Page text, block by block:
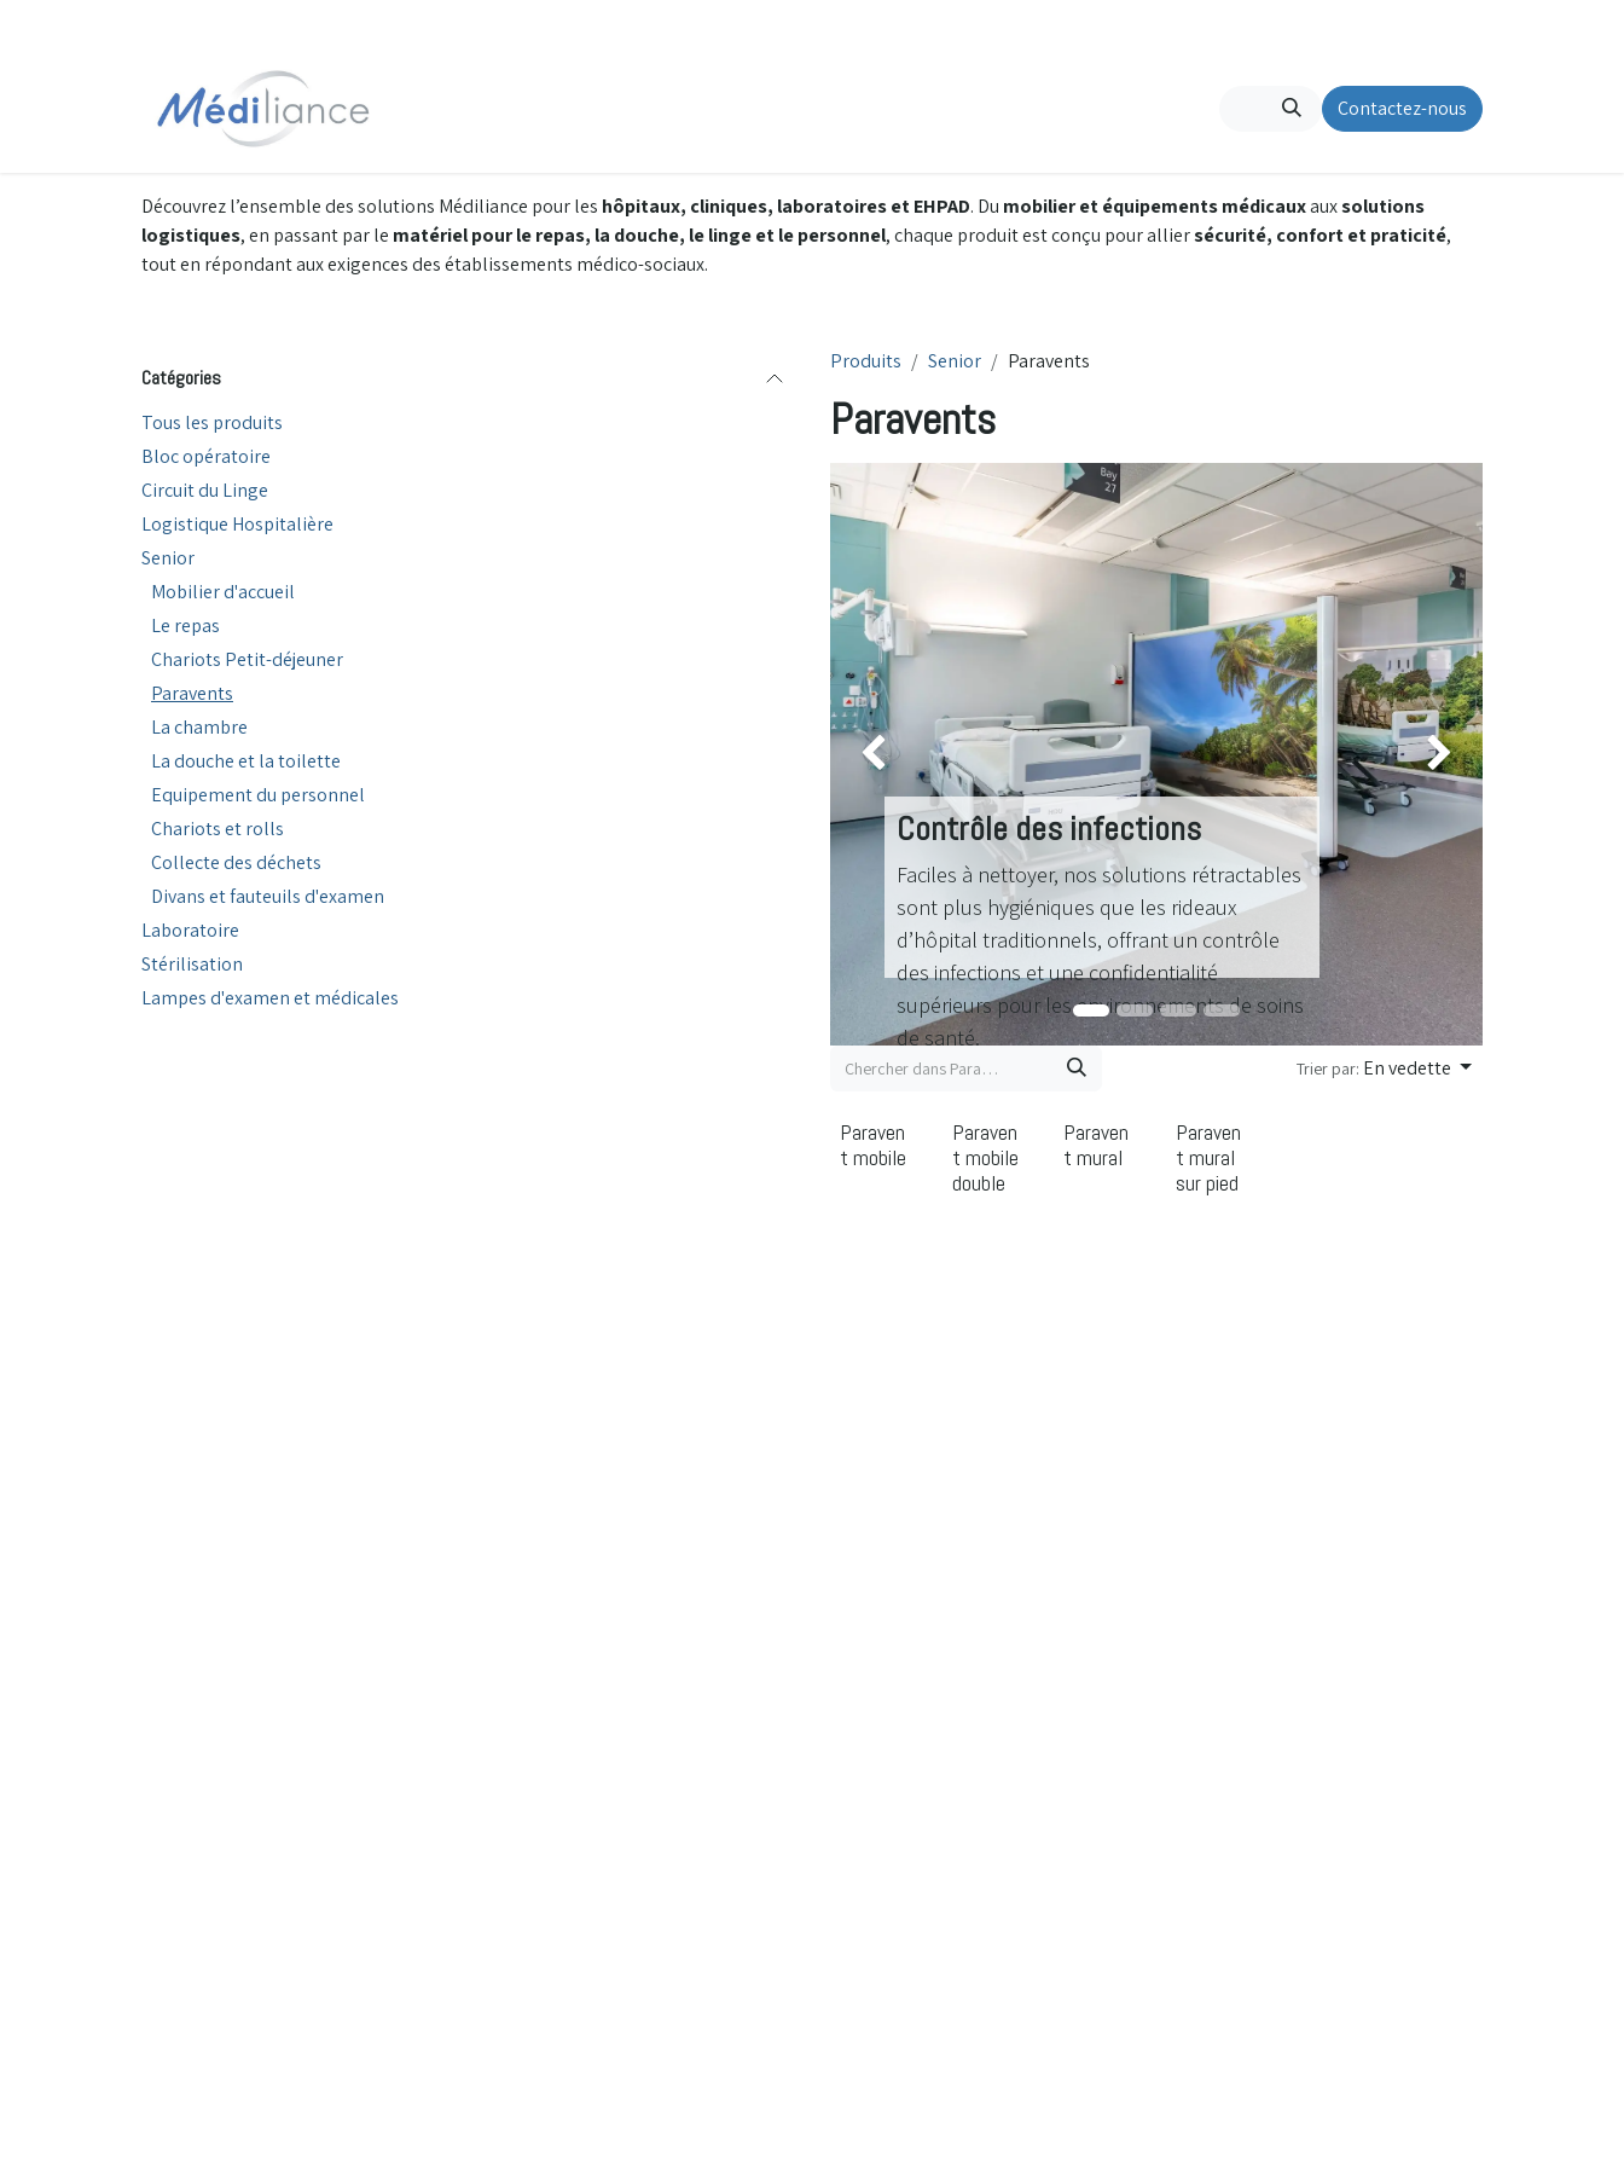
Contactez-nous
Découvrez l’ensemble des solutions Médiliance pour les hôpitaux, cliniques, laboratoires et EHPAD. Du mobilier et équipements médicauxauxsolutions
logistiques, en passant par le matériel pour le repas, la douche, le linge et le personnel, chaque produit est conçu pour alliersécurité, confort et praticité,
tout en répondant aux exigences des établissements médico-sociaux.
Catégories
Tous les produits
Bloc opératoire
Circuit du Linge
Logistique Hospitalière
Senior
Mobilier d'accueil
Le repas
Chariots Petit-déjeuner
Paravents
La chambre
La douche et la toilette
Equipement du personnel
Chariots et rolls
Collecte des déchets
Divans et fauteuils d'examen
Laboratoire
Stérilisation
Lampes d'examen et médicales
Produits Senior Paravents
Paravents
Contrôle des infections
Faciles à nettoyer, nos solutions rétractables
sont plus hygiéniques que les rideaux
d’hôpital traditionnels, offrant un contrôle
des infections et une confidentialité
supérieurs pour les environnements de soins
de santé.
Précédent Suivant
Trier par: En vedette
Paraven
t mobile
Paraven
t mobile
double
Paraven
t mural
Paraven
t mural
sur pied